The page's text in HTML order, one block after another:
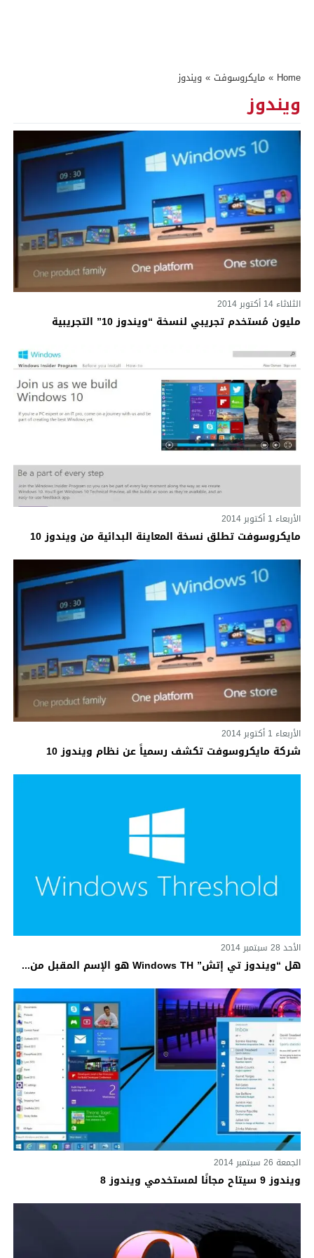
Home
» مايكروسوفت » ويندوز
ويندوز
الثلاثاء 14 أكتوبر 2014
مليون مُستخدم تجريبي لنسخة “ويندوز 10” التجريبية
الأربعاء 1 أكتوبر 2014
مايكروسوفت تطلق نسخة المعاينة البدائية من ويندوز 10
الأربعاء 1 أكتوبر 2014
شركة مايكروسوفت تكشف رسمياً عن نظام ويندوز 10
الأحد 28 سبتمبر 2014
هل “ويندوز تي إتش” Windows TH هو الإسم المقبل من...
الجمعة 26 سبتمبر 2014
ويندوز 9 سيتاح مجانًا لمستخدمي ويندوز 8